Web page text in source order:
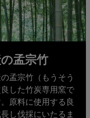
孟宗竹
孟宗竹（もうそう
した竹炭専用窯で
原料に使用する良
し伐採にいたるま